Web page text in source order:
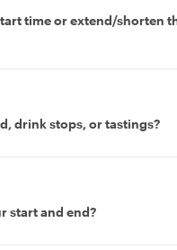
time or extend/shorten
drink stops, or tastings?
start and end?